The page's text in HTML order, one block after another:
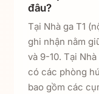
đâu?
Tại Nhà ga T1
ghi nhận nằm
và 9-10. Tại
có các phòng
bao gồm các